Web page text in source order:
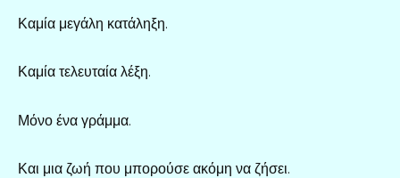
Καμία μεγάλη κατάληξη.
Καμία τελευταία λέξη.
Μόνο ένα γράμμα.
Και μια ζωή που μπορούσε ακόμη να ζήσει.